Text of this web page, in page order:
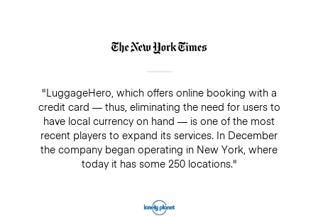
"LuggageHero, which offers online booking with a
credit card — thus, eliminating the need for users to
have local currency on hand — is one of the most
recent players to expand its services. In December
the company began operating in New York, where
today it has some 250 locations."